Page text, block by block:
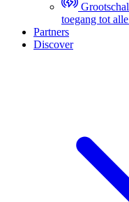
toegang tot
Partners
Discover